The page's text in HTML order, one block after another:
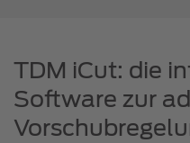
TDM iCut: die
Software zur